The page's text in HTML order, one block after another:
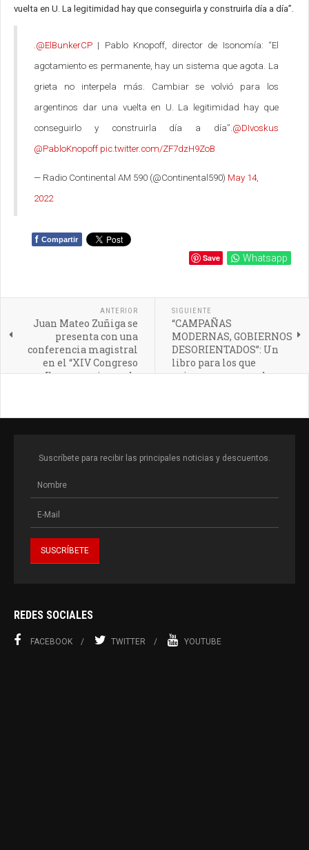
vuelta en U. La legitimidad hay que conseguirla y construirla día a día”.
.@ElBunkerCP | Pablo Knopoff, director de Isonomía: “El
agotamiento es permanente, hay un sistema que agota. La
grieta no interpela más. Cambiar se volvió para los
argentinos dar una vuelta en U. La legitimidad hay que
conseguirlo y construirla día a día”.@DIvoskus
@PabloKnopoff pic.twitter.com/ZF7dzH9ZoB
— Radio Continental AM 590 (@Continental590) May 14,
2022
f Compartir
Save Whatsapp
ANTERIOR
Juan Mateo Zuñiga se
presenta con una
conferencia magistral
en el “XIV Congreso
Iberoamericano de
SIGUIENTE
“CAMPAÑAS
MODERNAS, GOBIERNOS
DESORIENTADOS”: Un
libro para los que
quieren conocer sobre
Suscríbete para recibir las principales noticias y descuentos.
REDES SOCIALES
FACEBOOK TWITTER YOUTUBE